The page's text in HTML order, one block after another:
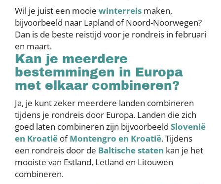
Wil je juist een mooie winterreis maken,
bijvoorbeeld naar Lapland of Noord-Noorwegen?
Dan is de beste reistijd voor je rondreis in februari
en maart.
Kan je meerdere
bestemmingen in Europa
met elkaar combineren?
Ja, je kunt zeker meerdere landen combineren
tijdens je rondreis door Europa. Landen die zich
goed laten combineren zijn bijvoorbeeld Slovenië
en Kroatië ofMontengro en Kroatië. Tijdens
een rondreis door de Baltische staten kan je het
mooiste van Estland, Letland en Litouwen
combineren.